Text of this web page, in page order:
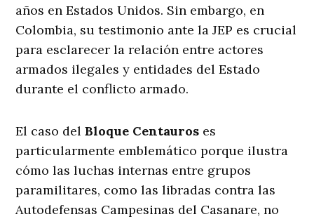
años en Estados Unidos. Sin embargo, en
Colombia, su testimonio ante la JEP es crucial
para esclarecer la relación entre actores
armados ilegales y entidades del Estado
durante el conflicto armado.
El caso delBloque Centauros es
particularmente emblemático porque ilustra
cómo las luchas internas entre grupos
paramilitares, como las libradas contra las
Autodefensas Campesinas del Casanare, no